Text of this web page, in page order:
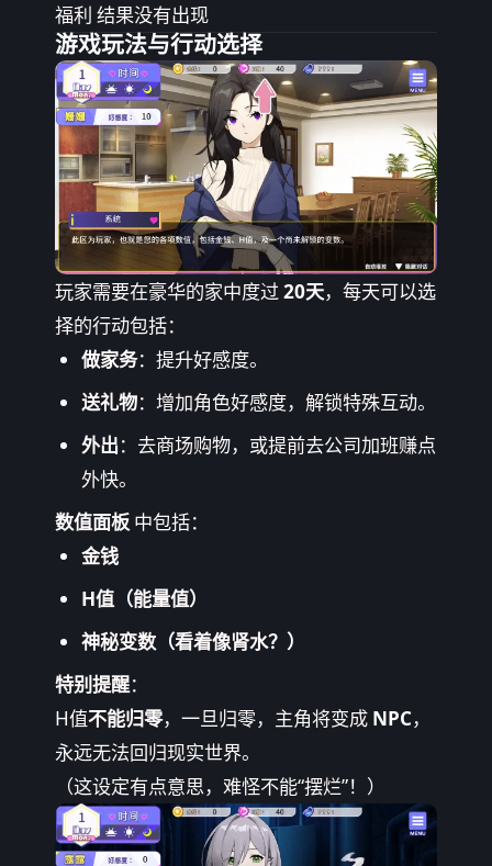
福利 结果没有出现
游戏玩法与行动选择
玩家需要在豪华的家中度过20天，每天可以选
择的行动包括：
做家务：提升好感度。
送礼物：增加角色好感度，解锁特殊互动。
外出：去商场购物，或提前去公司加班赚点
外快。
数值面板 中包括：
金钱
H值（能量值）
神秘变数（看着像肾水？）
特别提醒：
H值不能归零，一旦归零，主角将变成 NPC，
永远无法回归现实世界。
（这设定有点意思，难怪不能“摆烂”！）